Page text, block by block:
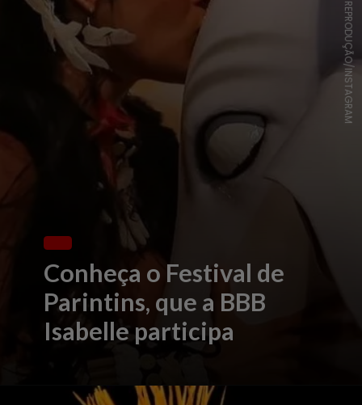
Conheça o Festival de
Parintins, que a BBB
Isabelle participa
REPRODUÇÃO/INSTAGRAM